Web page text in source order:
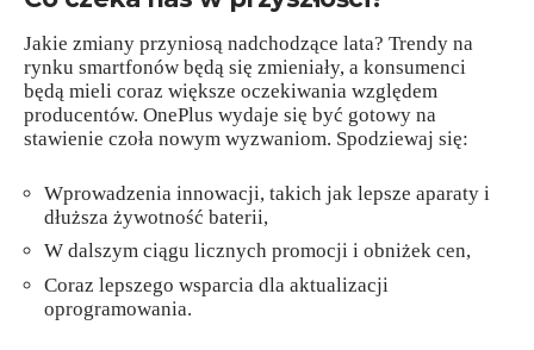
Jakie zmiany przyniosą nadchodzące lata? Trendy na
rynku smartfonów będą się zmieniały, a konsumenci
będą mieli coraz większe oczekiwania względem
producentów. OnePlus wydaje się być gotowy na
stawienie czoła nowym wyzwaniom. Spodziewaj się:
Wprowadzenia innowacji, takich jak lepsze aparaty i
dłuższa żywotność baterii,
W dalszym ciągu licznych promocji i obniżek cen,
Coraz lepszego wsparcia dla aktualizacji
oprogramowania.